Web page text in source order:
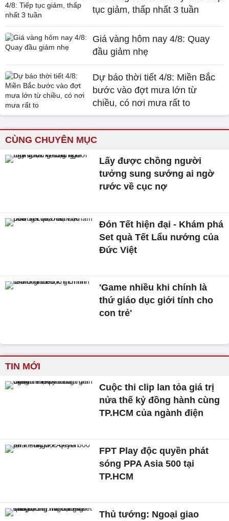
tục giảm, thấp nhất 3 tuần
Giá vàng hôm nay 4/8: Quay
đầu giảm nhẹ
Dự báo thời tiết 4/8: Miền Bắc
bước vào đợt mưa lớn từ
chiều, có nơi mưa rất to
CÙNG CHUYÊN MỤC
Lấy được chồng người
tưởng sung sướng ai ngờ
rước về cục nợ
Đón Tết hiện đại - Khám phá
Set quà Tết Lẩu nướng của
Đức Việt
'Game nhiều khi chính là
thứ giáo dục giới tính cho
con trẻ'
TIN MỚI
Cuộc thi clip lan tỏa giá trị
nửa thế kỷ đồng hành cùng
TP.HCM của ngành điện
FPT Play độc quyền phát
sóng PPA Asia 500 tại
TP.HCM
Thủ tướng: Ngoại giao